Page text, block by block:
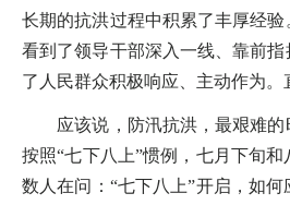
长期的抗洪过程中积累了丰厚经
看到了领导干部深入一线、靠前
了人民群众积极响应、主动作为。
应该说，防汛抗洪，最艰难的
按照“七下八上”惯例，七月下旬
数人在问：“七下八上”开启，如